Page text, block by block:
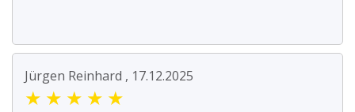
Jürgen Reinhard , 17.12.2025
★ ★ ★ ★ ★